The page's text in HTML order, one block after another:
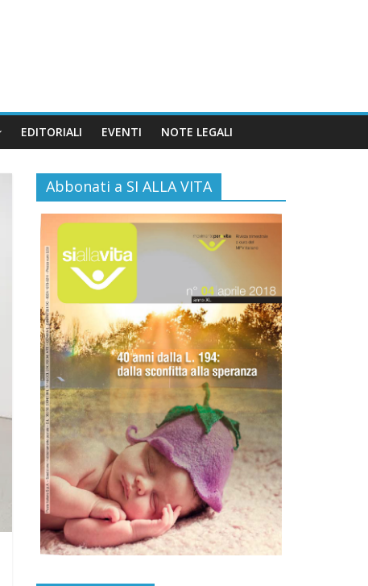
EDITORIALI EVENTI NOTE LEGALI
Abbonati a SI ALLA VITA